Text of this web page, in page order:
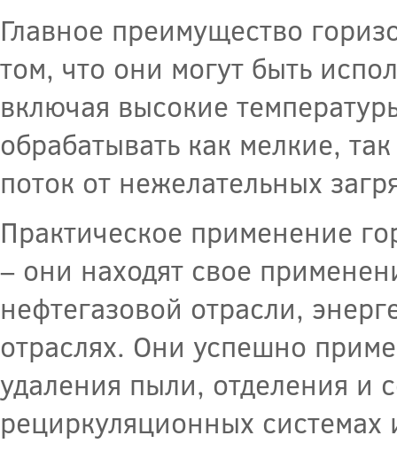
Главное преимущество
том, что они могут быть
включая высокие
обрабатывать как мелкие,
поток от нежелательных
Практическое применение
– они находят свое
нефтегазовой отрасли,
отраслях. Они успешно
удаления пыли, отделения и
рециркуляционных системах